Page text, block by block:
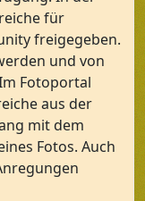
für
freigegeben.
und von
Fotoportal
aus der
mit dem
Fotos. Auch